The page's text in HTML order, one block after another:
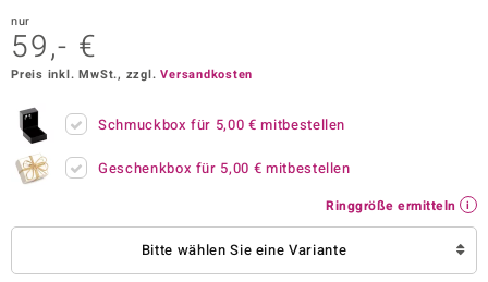
Collection
BY DE MELO
nur
59,- €
Preis inkl. MwSt., zzgl.Versandkosten
Schmuckbox für 5,00 € mitbestellen
Geschenkbox für 5,00 € mitbestellen
Ringgröße ermitteln
Bitte wählen Sie eine Variante